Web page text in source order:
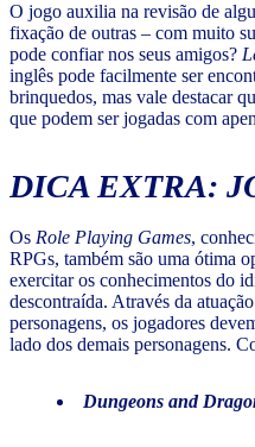
O jogo auxilia na revisão de
fixação de outras – com muito
pode confiar nos seus amigos?
inglês pode facilmente ser
brinquedos, mas vale destacar
que podem ser jogadas com
DICA EXTRA:
Os Role Playing Games,
RPGs, também são uma ótima
exercitar os conhecimentos do
descontraída. Através da
personagens, os jogadores
lado dos demais personagens.
Dungeons and